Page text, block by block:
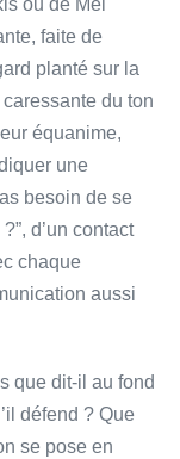
ou de Mel
faite de
planté sur la
du ton
équanime,
une
besoin de se
d’un contact
chaque
aussi
que dit-il au fond
défend ? Que
se pose en